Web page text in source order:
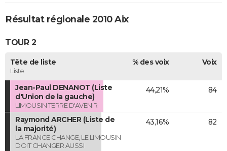
Résultat régionale 2010 Aix
TOUR 2
Tête de liste
Liste
% des voix Voix
Jean-Paul DENANOT (Liste
d'Union de la gauche)
LIMOUSIN TERRE D'AVENIR
44,21% 84
Raymond ARCHER (Liste de
la majorité)
LA FRANCE CHANGE, LE LIMOUSIN
DOIT CHANGER AUSSI
43,16% 82